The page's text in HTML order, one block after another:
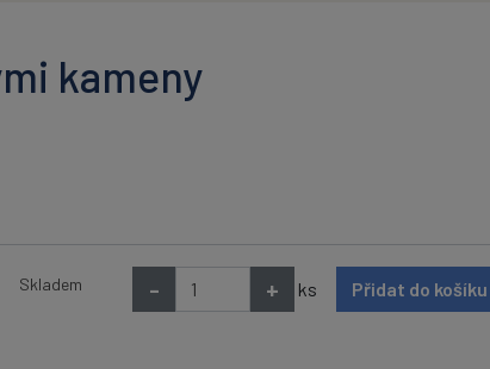
kameny
Skladem - + ks Přidat do košíku